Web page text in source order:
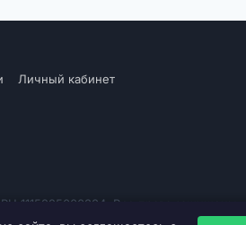
Личный кабинет
Все права защищены.